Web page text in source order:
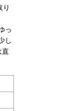
り
っ
し
直